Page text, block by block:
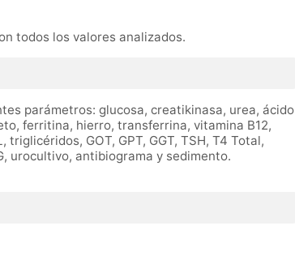
todos los valores analizados.
parámetros: glucosa, creatikinasa, urea, ácido
ferritina, hierro, transferrina, vitamina B12,
GOT, GPT, GGT, TSH, T4 Total,
urocultivo, antibiograma y sedimento.